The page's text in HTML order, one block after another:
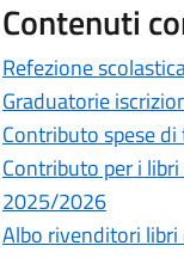
Contenuti
Refezione
Graduatorie
Contributo spese
Contributo per i
2025/2026
Albo rivenditori